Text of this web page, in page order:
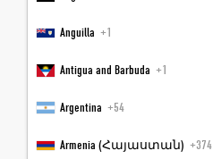
Alternativen Zeitraum hinzufügen
Anguilla +1
Antigua and Barbuda +1
Argentina +54
Armenia (Հայաստան) +374